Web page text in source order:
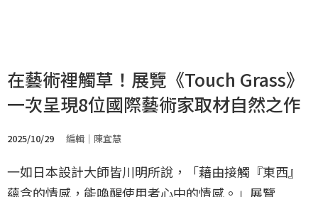
在藝術裡觸草！展覽《Touch Grass》
一次呈現8位國際藝術家取材自然之作
2025/10/29 編輯｜陳宜慧
一如日本設計大師皆川明所說，「藉由接觸『東西』
蘊含的情感，能喚醒使用者心中的情感。」展覽